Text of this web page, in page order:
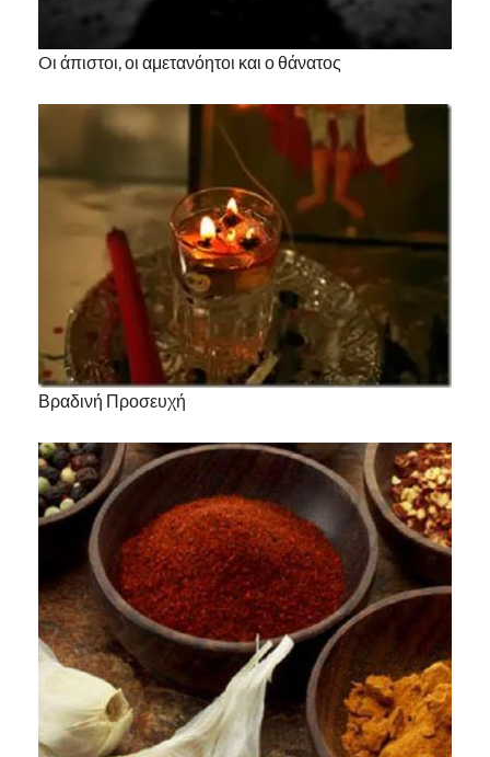
Oι άπιστοι, οι αμετανόητοι και ο θάνατος
Βραδινή Προσευχή